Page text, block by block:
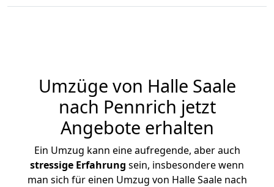
Umzüge von Halle Saale
nach Pennrich jetzt
Angebote erhalten
Ein Umzug kann eine aufregende, aber auch
stressige Erfahrung sein, insbesondere wenn
man sich für einen Umzug von Halle Saale nach